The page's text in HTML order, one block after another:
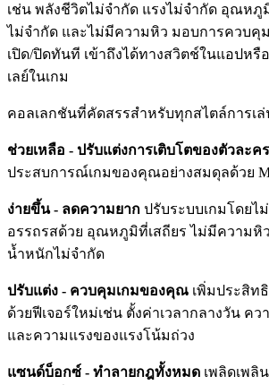
เช่น พลังชีวิตไม่จำกัด แรงไม่จำกัด อุณหภู
ไม่จำกัด และไม่มีความหิว มอบการควบคุ
เปิด/ปิดทันที เข้าถึงได้ทางสวิตช์ในแอปหรื
เลย์ในเกม
คอลเลกชันที่คัดสรรสำหรับทุกสไตล์การเล่
ช่วยเหลือ - ปรับแต่งการเติบโตของตัวละ
ประสบการณ์เกมของคุณอย่างสมดุลด้วย
ง่ายขึ้น - ลดความยาก ปรับระบบเกมโดยไ
อรรถรสด้วย อุณหภูมิที่เสถียร ไม่มีความหิ
น้ำหนักไม่จำกัด
ปรับแต่ง - ควบคุมเกมของคุณ เพิ่มประสิท
ด้วยฟีเจอร์ใหม่เช่น ตั้งค่าเวลากลางวัน ค
และความแรงของแรงโน้มถ่วง
แซนด์บ็อกซ์ - ทำลายกฎทั้งหมด เพลิดเพลิ